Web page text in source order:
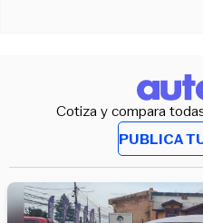
Cotiza y compara
PUBLICA